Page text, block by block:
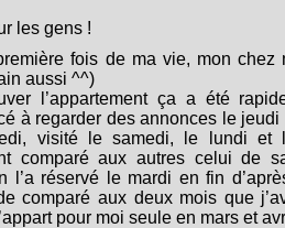
les gens !
fois de ma vie, mon
aussi ^^)
l’appartement ça a été
à regarder des annonces le
visité le samedi, le lundi et
comparé aux autres celui de
l’a réservé le mardi en fin
comparé aux deux mois que
pour moi seule en mars et